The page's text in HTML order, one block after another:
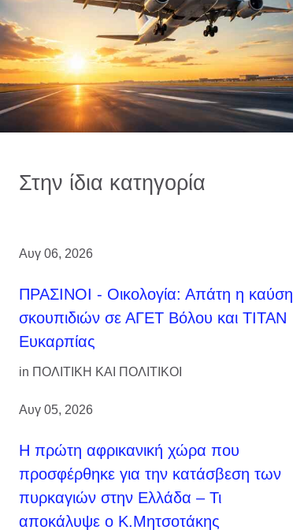
Στην ίδια κατηγορία
Αυγ 06, 2026
ΠΡΑΣΙΝΟΙ - Οικολογία: Απάτη η καύση
σκουπιδιών σε ΑΓΕΤ Βόλου και ΤΙΤΑΝ
Ευκαρπίας
in ΠΟΛΙΤΙΚΗ ΚΑΙ ΠΟΛΙΤΙΚΟΙ
Αυγ 05, 2026
Η πρώτη αφρικανική χώρα που
προσφέρθηκε για την κατάσβεση των
πυρκαγιών στην Ελλάδα – Τι
αποκάλυψε ο Κ.Μητσοτάκης